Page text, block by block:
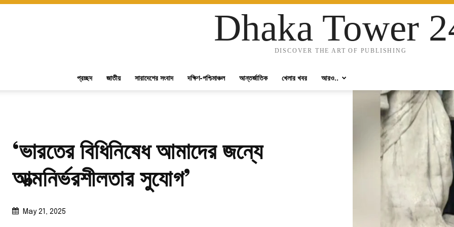
Dhaka Tower
DISCOVER THE ART OF PUBLISHING
প্রচ্ছদ জাতীয় সারাদেশের সংবাদ দক্ষিণ-পশ্চিমাঞ্চল আন্তর্জাতিক খেলার খবর আরও..
‘ভারতের বিধিনিষেধ আমাদের জন্যে
আত্মনির্ভরশীলতার সুযোগ’
May 21, 2025